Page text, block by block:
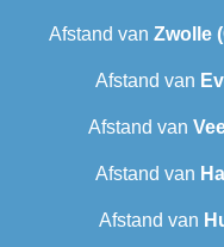
Afstand van Zwolle
Afstand van
Afstand van
Afstand van
Afstand van